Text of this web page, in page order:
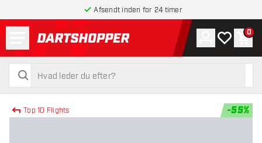
Afsendt inden for 24 timer
tilbage til forsiden
søg
søg
Konto
Min 0
Top 10 Flights -55%